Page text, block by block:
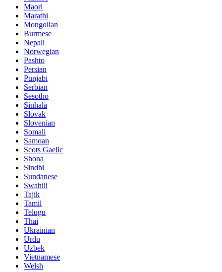
Maori
Marathi
Mongolian
Burmese
Nepali
Norwegian
Pashto
Persian
Punjabi
Serbian
Sesotho
Sinhala
Slovak
Slovenian
Somali
Samoan
Scots Gaelic
Shona
Sindhi
Sundanese
Swahili
Tajik
Tamil
Telugu
Thai
Ukrainian
Urdu
Uzbek
Vietnamese
Welsh